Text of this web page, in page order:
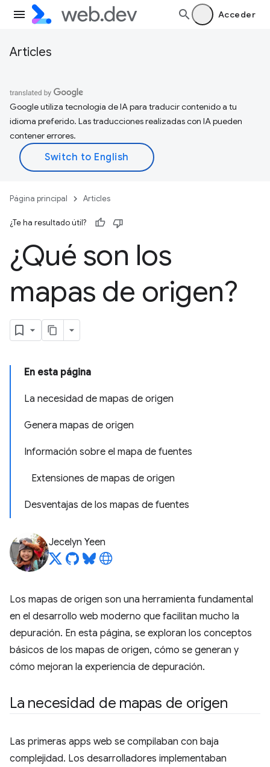
Acceder
Articles
Google utiliza tecnología de IA para traducir contenido a tu
idioma preferido. Las traducciones realizadas con IA pueden
contener errores.
Página principal Articles
¿Te ha resultado útil?
¿Qué son los
mapas de origen?
En esta página
La necesidad de mapas de origen
Genera mapas de origen
Información sobre el mapa de fuentes
Extensiones de mapas de origen
Desventajas de los mapas de fuentes
Jecelyn Yeen
Los mapas de origen son una herramienta fundamental
en el desarrollo web moderno que facilitan mucho la
depuración. En esta página, se exploran los conceptos
básicos de los mapas de origen, cómo se generan y
cómo mejoran la experiencia de depuración.
La necesidad de mapas de origen
Las primeras apps web se compilaban con baja
complejidad. Los desarrolladores implementaban